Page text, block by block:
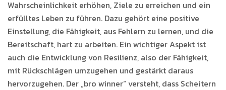
Wahrscheinlichkeit erhöhen, Ziele zu erreichen und ein
erfülltes Leben zu führen. Dazu gehört eine positive
Einstellung, die Fähigkeit, aus Fehlern zu lernen, und die
Bereitschaft, hart zu arbeiten. Ein wichtiger Aspekt ist
auch die Entwicklung von Resilienz, also der Fähigkeit,
mit Rückschlägen umzugehen und gestärkt daraus
hervorzugehen. Der „bro winner“ versteht, dass Scheitern